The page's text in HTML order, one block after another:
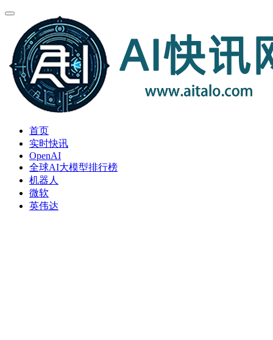
首页
实时快讯
OpenAI
全球AI大模型排行榜
机器人
微软
英伟达